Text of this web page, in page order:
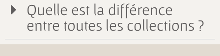
Quelle est la différence
entre toutes les collections ?